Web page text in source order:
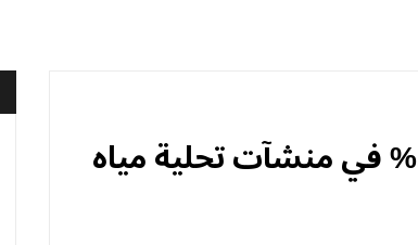
تقليص استهلاك الكهرباء بنسبة 50% في منشآت تحلية مياه